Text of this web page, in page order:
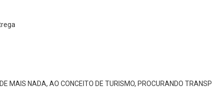
MAIS NADA, AO CONCEITO DE TURISMO, PROCURANDO